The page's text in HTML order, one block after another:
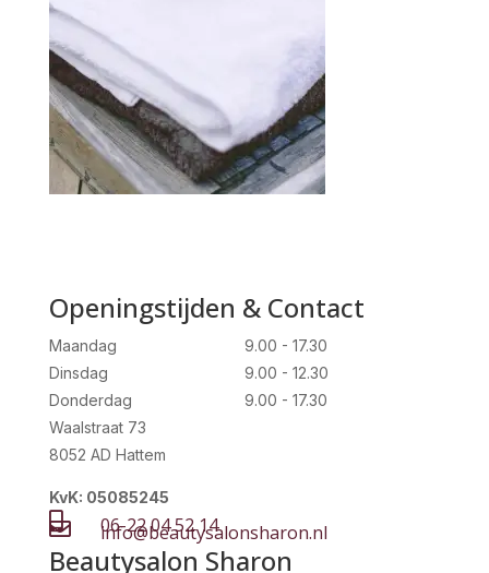
Openingstijden & Contact
Maandag
Dinsdag
Donderdag
9.00 - 17.30
9.00 - 12.30
9.00 - 17.30
Waalstraat 73
8052 AD Hattem
KvK: 05085245
 06-22 04 52 14
 info@beautysalonsharon.nl
Beautysalon Sharon